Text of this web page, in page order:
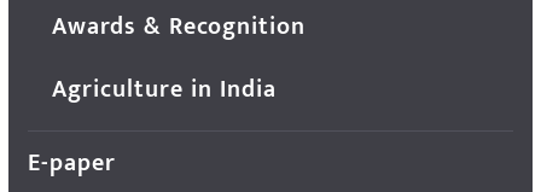
Awards & Recognition
Agriculture in India
E-paper